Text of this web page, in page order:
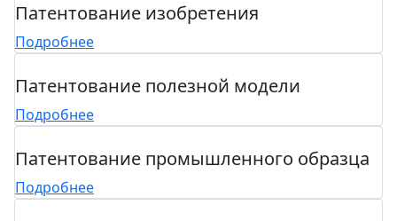
Патентование изобретения
Подробнее
Патентование полезной модели
Подробнее
Патентование промышленного образца
Подробнее